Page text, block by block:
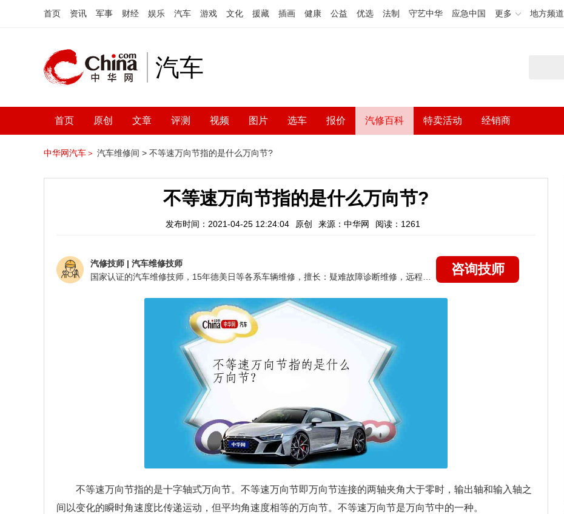
首页 资讯 军事 财经 娱乐 汽车 游戏 文化 援藏 插画 健康 公益 优选 法制 守艺中华 应急中国 更多 地方频道
汽车
首页 原创 文章 评测 视频 图片 选车 报价 汽修百科 特卖活动 经销商
中华网汽车＞ 汽车维修间 > 不等速万向节指的是什么万向节?
不等速万向节指的是什么万向节?
发布时间：2021-04-25 12:24:04 原创 来源：中华网 阅读：1261
汽修技师 | 汽车维修技师
咨询技师
不等速万向节指的是十字轴式万向节。不等速万向节即万向节连接的两轴夹角大于零时，输出轴和输入轴之
间以变化的瞬时角速度比传递运动，但平均角速度相等的万向节。不等速万向节是万向节中的一种。